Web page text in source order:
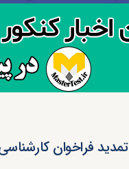
تمدید فراخوان کارشناسی